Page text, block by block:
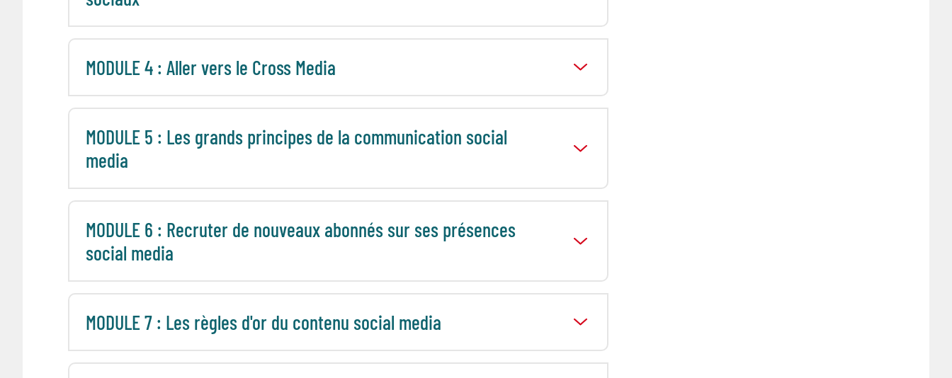
MODULE 4 : Aller vers le Cross Media
MODULE 5 : Les grands principes de la communication social
media
MODULE 6 : Recruter de nouveaux abonnés sur ses présences
social media
MODULE 7 : Les règles d'or du contenu social media